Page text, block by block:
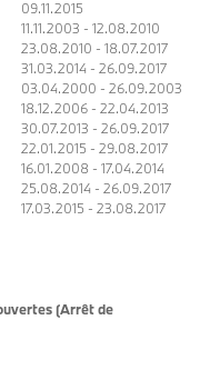
09.11.2015
11.11.2003 - 12.08.2010
23.08.2010 - 18.07.2017
31.03.2014 - 26.09.2017
03.04.2000 - 26.09.2003
18.12.2006 - 22.04.2013
30.07.2013 - 26.09.2017
22.01.2015 - 29.08.2017
16.01.2008 - 17.04.2014
25.08.2014 - 26.09.2017
17.03.2015 - 23.08.2017
(Arrêt de